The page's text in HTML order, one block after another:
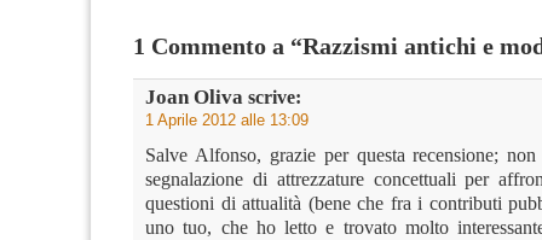
1 Commento a “Razzismi antichi e
Joan Oliva scrive:
1 Aprile 2012 alle 13:09
Salve Alfonso, grazie per questa recensione;
segnalazione di attrezzature concettuali per
questioni di attualità (bene che fra i contributi
uno tuo, che ho letto e trovato molto